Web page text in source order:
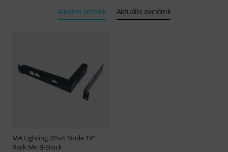
Alkalmi vételek Aktuális akcióink
MA Lighting2Port Node 19"
Rack Mo B-Stock